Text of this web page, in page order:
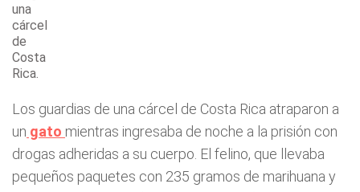
una
cárcel
de
Costa
Rica.
Los guardias de una cárcel de Costa Rica atraparon a
un gato mientras ingresaba de noche a la prisión con
drogas adheridas a su cuerpo. El felino, que llevaba
pequeños paquetes con 235 gramos de marihuana y